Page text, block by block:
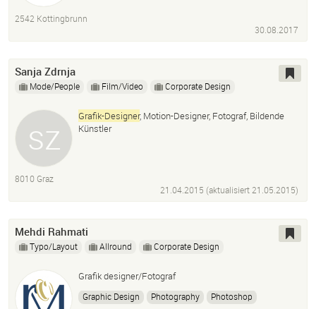
Grafikdesign Wien
Grafik Design Kottingbrunn
Grafikdesigner Niederösterreich
Grafik Desig
2542 Kottingbrunn
30.08.2017
Sanja Zdrnja
Mode/People Film/Video Corporate Design
Grafik-Designer, Motion-Designer, Fotograf, Bildende
Künstler
8010 Graz
21.04.2015 (aktualisiert21.05.2015)
Mehdi Rahmati
Typo/Layout Allround Corporate Design
Grafik designer/Fotograf
Graphic Design Photography
Photoshop